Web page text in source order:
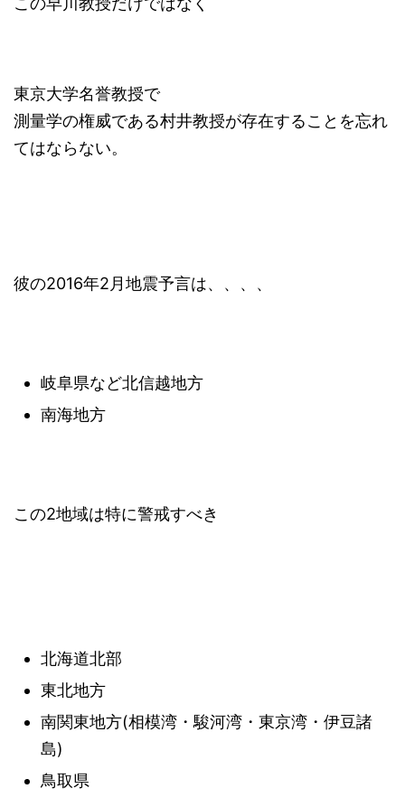
東京大学名誉教授で
測量学の権威である村井教授が存在することを忘れ
てはならない。
彼の2016年2月地震予言は、、、、
岐阜県など北信越地方
南海地方
この2地域は特に警戒すべき
北海道北部
東北地方
南関東地方(相模湾・駿河湾・東京湾・伊豆諸
島)
鳥取県